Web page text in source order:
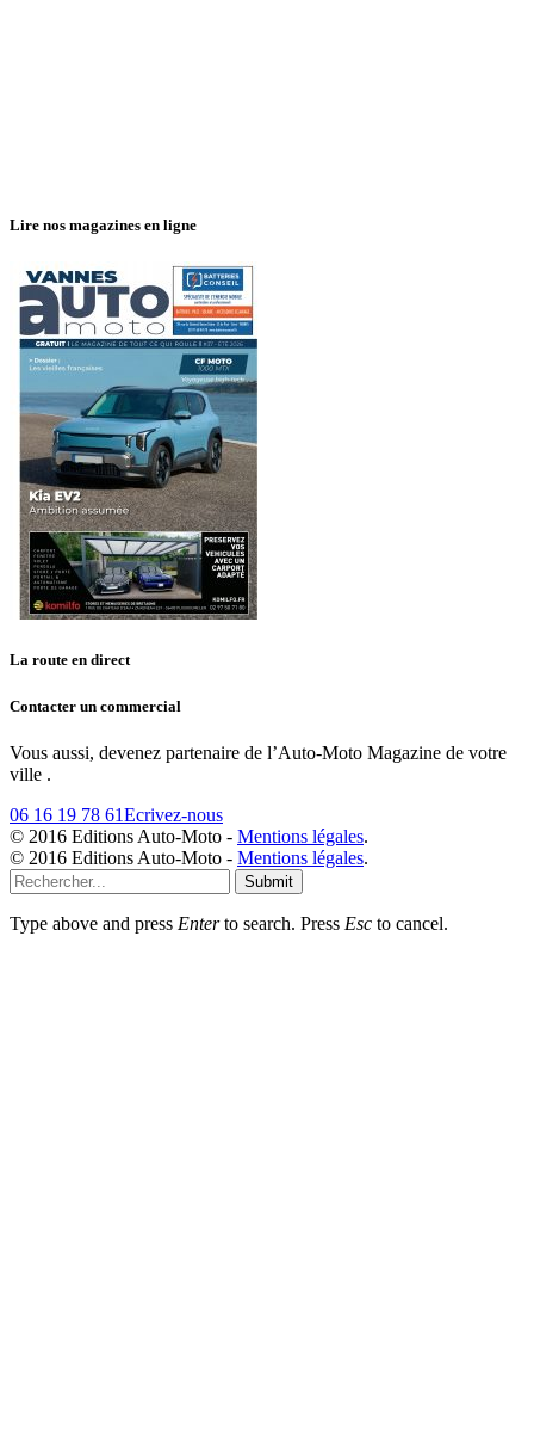
Lire nos magazines en ligne
La route en direct
Contacter un commercial
Vous aussi, devenez partenaire de l’Auto-Moto Magazine de votre
ville .
06 16 19 78 61Ecrivez-nous
© 2016 Editions Auto-Moto - Mentions légales.
© 2016 Editions Auto-Moto - Mentions légales.
Submit
Type above and press Enterto search. Press Esc to cancel.